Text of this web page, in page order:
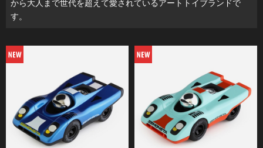
から大人まで世代を超えて愛されているアートトイブランドで
す。